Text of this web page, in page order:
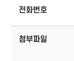
전화번호
첨부파일